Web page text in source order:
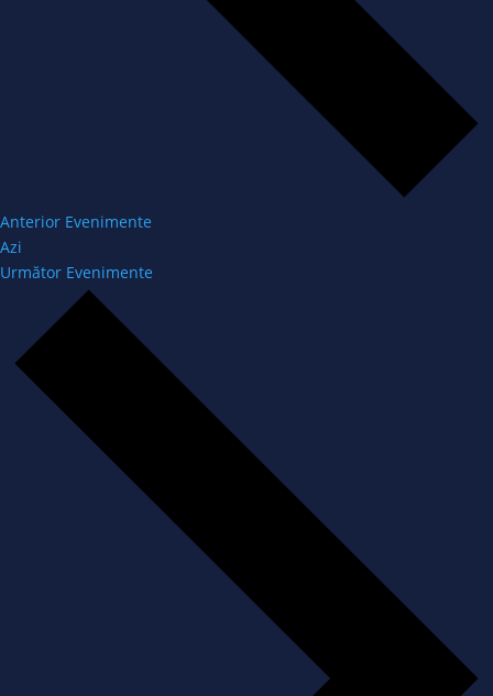
Anterior Evenimente
Azi
Următor Evenimente